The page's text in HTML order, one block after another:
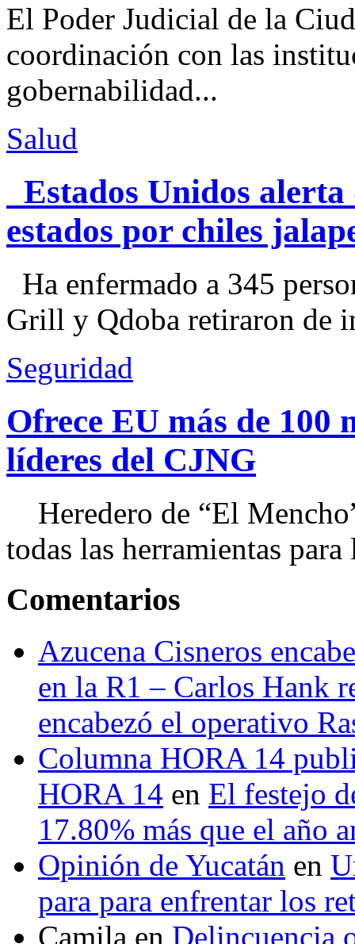
El Poder Judicial de la
coordinación con las
gobernabilidad...
Salud
Estados Unidos alerta
estados por chiles
Ha enfermado a 345
Grill y Qdoba retiraron de
Seguridad
Ofrece EU más de 100
líderes del CJNG
Heredero de “El
todas las herramientas
Comentarios
Azucena Cisneros
en la R1 – Carlos Hank
encabezó el operativo
Columna HORA 14
HORA 14 en El festejo
17.80% más que el año
Opinión de Yucatán en
para para enfrentar los
Camila en Delincuencia